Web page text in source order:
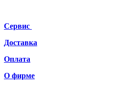
Сервис
Доставка
Оплата
О фирме